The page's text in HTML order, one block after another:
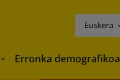
Euskera
Ingurunea
Erronka demografikoa